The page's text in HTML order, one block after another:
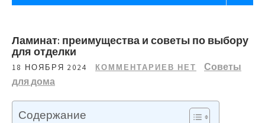
Ламинат: преимущества и советы по выбору
для отделки
18 НОЯБРЯ 2024 КОММЕНТАРИЕВ НЕТ
Советы
для дома
Содержание